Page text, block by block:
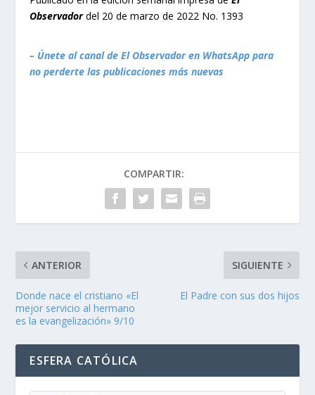
Observadordel 20 de marzo de 2022 No. 1393
– Únete al canal de El Observador en WhatsApp para
no perderte las publicaciones más nuevas
COMPARTIR:
ANTERIOR
Donde nace el cristiano «El
mejor servicio al hermano
es la evangelización» 9/10
SIGUIENTE
El Padre con sus dos hijos
ESFERA CATÓLICA